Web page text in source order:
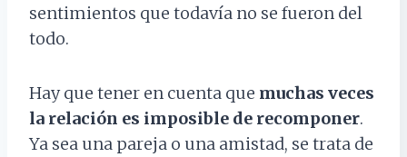
sentimientos que todavía no se fueron del
todo.
Hay que tener en cuenta que muchas veces
la relación es imposible de recomponer.
Ya sea una pareja o una amistad, se trata de